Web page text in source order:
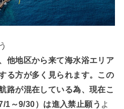
他地区から来て海水浴エリア
る方が多く見られます。この
路が混在している為、現在こ
1～9/30）は進入禁止願う よ